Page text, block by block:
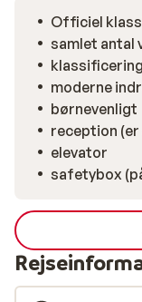
Officiel
samlet antal
moderne
børnevenligt
reception (er
elevator
safetybox